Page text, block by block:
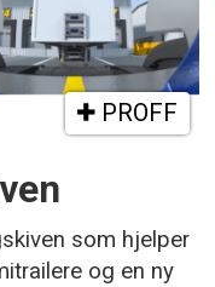
PROFF
som hjelper
og en ny